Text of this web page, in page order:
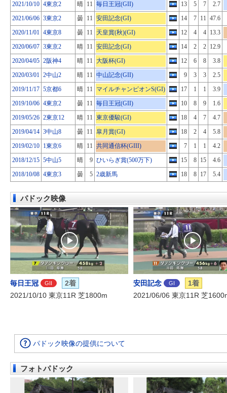
2021/10/10 4東京2 晴 11 毎日王冠(GII) 13 5 7
2.7
2021/06/06 3東京2 曇 11 安田記念(GI) 14 7 11 47.6
2020/11/01 4東京8 曇 11 天皇賞(秋)(GI) 12 4 4 13.3
2020/06/07 3東京2 晴 11 安田記念(GI) 14 2 2 12.9
2020/04/05 2阪神4 晴 11 大阪杯(GI) 12 6 8
3.8
2020/03/01 2中山2 晴 11 中山記念(GII) 9 3 3
2.5
2019/11/17 5京都6 晴 11 マイルチャンピオンS(GI) 17 1 1
3.9
2019/10/06 4東京2 曇 11 毎日王冠(GII) 10 8 9
1.6
2019/05/26 2東京12 晴 11 東京優駿(GI) 18 4 7
4.7
2019/04/14 3中山8 曇 11 皐月賞(GI) 18 2 4
5.8
2019/02/10 1東京6 晴 11 共同通信杯(GIII) 7 1 1
4.2
2018/12/15 5中山5 晴 9 ひいらぎ賞(500万下) 15 8 15
4.6
2018/10/08 4東京3 曇 5 2歳新馬 18 8 17 5.4
パドック映像
毎日王冠 GII
2着
2021/10/10 東京11R 芝1800m
安田記念 GI
1着
2021/06/06 東京11R 芝
パドック映像の提供について
フォトパドック